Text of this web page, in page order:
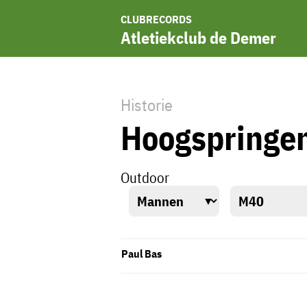
CLUBRECORDS
Atletiekclub de Demer
Historie
Outdoor
Paul Bas